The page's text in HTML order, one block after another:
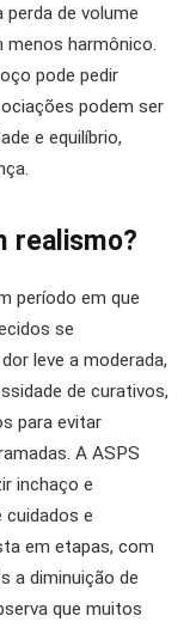
de volume
menos harmônico.
pode pedir
podem ser
e equilíbrio,
realismo?
período em que
se
leve a moderada,
de curativos,
para evitar
A ASPS
inchaço e
e
em etapas, com
a diminuição de
que muitos